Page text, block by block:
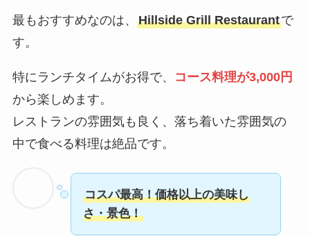
最もおすすめなのは、 Hillside Grill Restaurantで
す。
特にランチタイムがお得で、
コース料理が3,000円
から楽しめます。
レストランの雰囲気も良く、落ち着いた雰囲気の
中で食べる料理は絶品です。
コスパ最高！価格以上の美味し
さ・景色！